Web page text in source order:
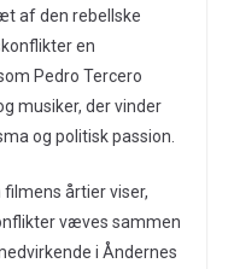
af den rebellske
en
Pedro Tercero
musiker, der vinder
og politisk passion.
årtier viser,
væves sammen
i Åndernes